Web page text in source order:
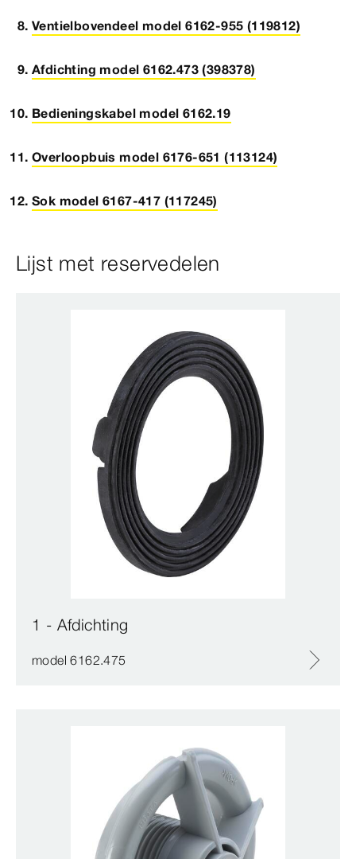
Ventielbovendeel model 6162-955 (119812)
Afdichting model 6162.473 (398378)
Bedieningskabel model 6162.19
Overloopbuis model 6176-651 (113124)
Sok model 6167-417 (117245)
Lijst met reservedelen
1 - Afdichting
model 6162.475